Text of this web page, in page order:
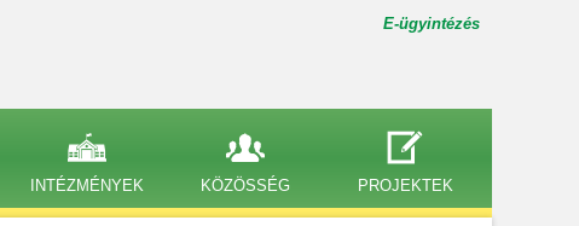
E-ügyintézés
INTÉZMÉNYEK KÖZÖSSÉG PROJEKTEK